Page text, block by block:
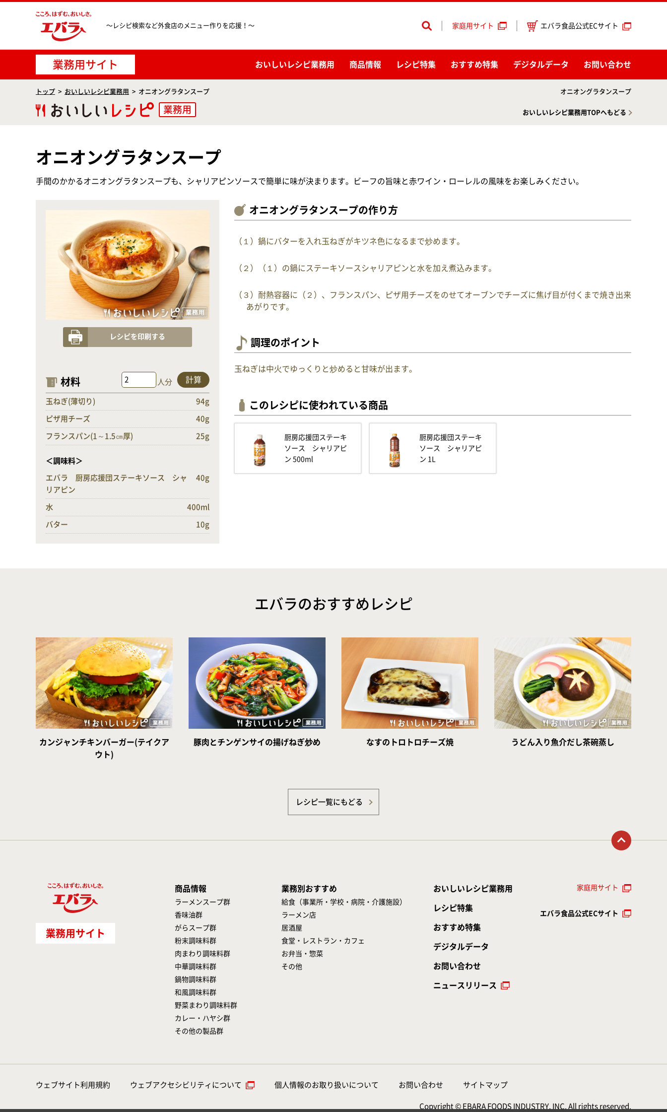
〜レシピ検索など外食店のメニュー作りを応援！〜
業務用サイト おいしいレシピ業務用 商品情報 レシピ特集 おすすめ特集 デジタルデータ お問い合わせ
家庭用サイト エバラ食品公式ECサイト
トップ おいしいレシピ業務用 オニオングラタンスープ オニオングラタンスープ
業務用 おいしいレシピ業務用TOPへもどる
オニオングラタンスープ
手間のかかるオニオングラタンスープも、シャリアピンソースで簡単に味が決まります。ビーフの旨味と赤ワイン・ローレルの風味をお楽しみください。
レシピを印刷する
材料 人分 計算
玉ねぎ(薄切り) 94g
ピザ用チーズ 40g
フランスパン(1～1.5㎝厚) 25g
＜調味料＞
エバラ 厨房応援団ステーキソース シャ
リアピン
40g
水 400ml
バター 10g
オニオングラタンスープの作り方
（１）鍋にバターを入れ玉ねぎがキツネ色になるまで炒めます。
（２）（１）の鍋にステーキソースシャリアピンと水を加え煮込みます。
（３）耐熱容器に（２）、フランスパン、ピザ用チーズをのせてオーブンでチーズに焦げ目が付くまで焼き出来
あがりです。
調理のポイント
玉ねぎは中火でゆっくりと炒めると甘味が出ます。
このレシピに使われている商品
厨房応援団ステーキ
ソース シャリアピ
ン 500ml
厨房応援団ステーキ
ソース シャリアピ
ン 1L
エバラのおすすめレシピ
カンジャンチキンバーガー(テイクア
ウト)
豚肉とチンゲンサイの揚げねぎ炒め なすのトロトロチーズ焼 うどん入り魚介だし茶碗蒸し
レシピ一覧にもどる
トップに戻る
業務用サイト
商品情報
ラーメンスープ群
香味油群
がらスープ群
粉末調味料群
肉まわり調味料群
中華調味料群
鍋物調味料群
和風調味料群
野菜まわり調味料群
カレー・ハヤシ群
その他の製品群
業務別おすすめ
給食（事業所・学校・病院・介護施設）
ラーメン店
居酒屋
食堂・レストラン・カフェ
お弁当・惣菜
その他
おいしいレシピ業務用
レシピ特集
おすすめ特集
デジタルデータ
お問い合わせ
ニュースリリース
家庭用サイト
エバラ食品公式ECサイト
ウェブサイト利用規約 ウェブアクセシビリティについて 個人情報のお取り扱いについて お問い合わせ サイトマップ
Copyright © EBARA FOODS INDUSTRY, INC. All rights reserved.